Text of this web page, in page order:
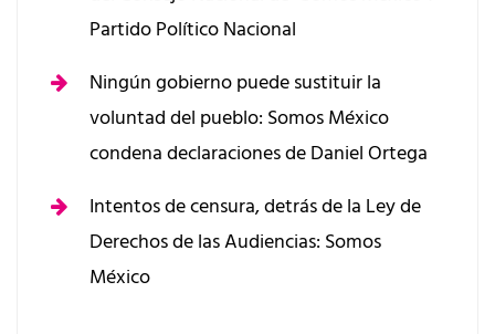
Partido Político Nacional
Ningún gobierno puede sustituir la
voluntad del pueblo: Somos México
condena declaraciones de Daniel Ortega
Intentos de censura, detrás de la Ley de
Derechos de las Audiencias: Somos
México